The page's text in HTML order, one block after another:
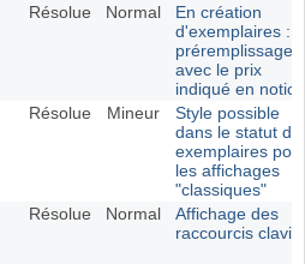
Résolue Normal
En création
d'exemplaires :
préremplissage
avec le prix
indiqué en notice
Résolue Mineur
Style possible
dans le statut
exemplaires
les affichages
"classiques"
Résolue Normal
Affichage des
raccourcis